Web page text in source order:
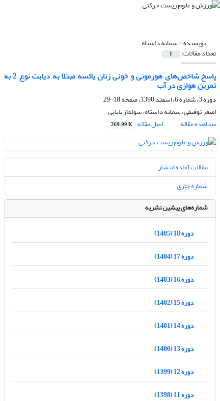
نویسنده =سمانه داستاه
تعداد مقالات: 1
پاسخ شاخص‌های هورمونی و خونی زنان یائسه مبتلا به دیابت نوع 2 به
تمرین هوازی در آب
دوره 3، شماره 6، اسفند 1390، صفحه
18-29
اصغر توفیقی، سمانه داستاه، سولماز بابایی
مشاهده مقاله
اصل مقاله 269.99 K
مقالات آماده انتشار
شماره جاری
شماره‌های پیشین نشریه
دوره 18 (1405)
دوره 17 (1404)
دوره 16 (1403)
دوره 15 (1402)
دوره 14 (1401)
دوره 13 (1400)
دوره 12 (1399)
دوره 11 (1398)